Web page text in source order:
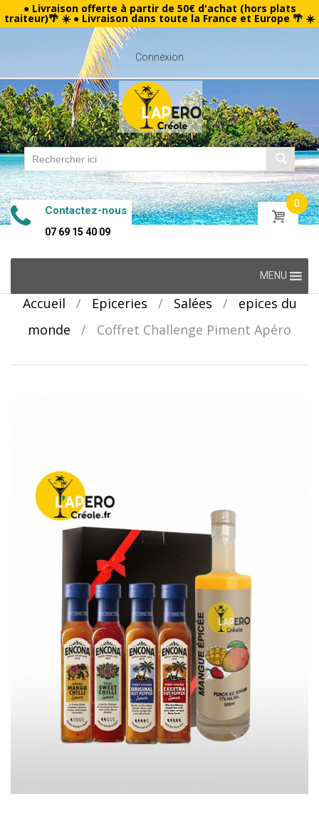
● Livraison offerte à partir de 50€ d'achat (hors plats
traiteur)🌴 ☀️ ● Livraison dans toute la France et Europe 🌴 ☀️
Connexion
Contactez-nous
07 69 15 40 09
0
content
MENU
Accueil / Epiceries / Salées /
epices du
monde
/ Coffret Challenge Piment Apéro